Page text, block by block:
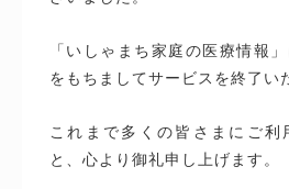
「いしゃまち家庭の医療情報
をもちましてサービスを終了い
これまで多くの皆さまにご利
と、心より御礼申し上げます。